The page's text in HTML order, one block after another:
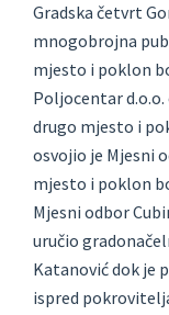
Gradska četvrt
mnogobrojna
mjesto i poklon
Poljocentar
drugo mjesto i
osvojio je Mjesni
mjesto i poklon
Mjesni odbor
uručio
Katanović dok je
ispred